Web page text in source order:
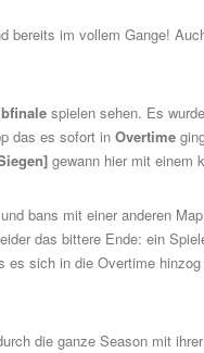
bereits im vollem Gange!
spielen sehen. Es
das es sofort in Overtime
gewann hier mit einem
bans mit einer anderen
das bittere Ende: ein
es sich in die Overtime
die ganze Season mit